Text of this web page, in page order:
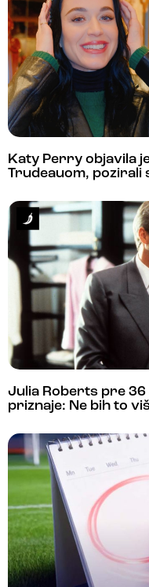
Katy Perry objavila
Trudeauom, pozirali
Julia Roberts pre 36
priznaje: Ne bih to